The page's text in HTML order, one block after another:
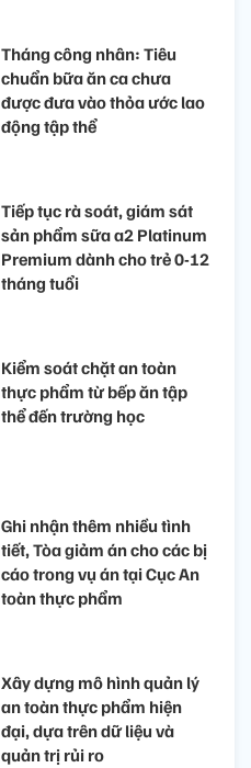
Tháng công nhân: Tiêu
chuẩn bữa ăn ca chưa
được đưa vào thỏa ước lao
động tập thể ​
Tiếp tục rà soát, giám sát
sản phẩm sữa a2 Platinum
Premium dành cho trẻ 0-12
tháng tuổi
Kiểm soát chặt an toàn
thực phẩm từ bếp ăn tập
thể đến trường học
Ghi nhận thêm nhiều tình
tiết, Tòa giảm án cho các bị
cáo trong vụ án tại Cục An
toàn thực phẩm
Xây dựng mô hình quản lý
an toàn thực phẩm hiện
đại, dựa trên dữ liệu và
quản trị rủi ro